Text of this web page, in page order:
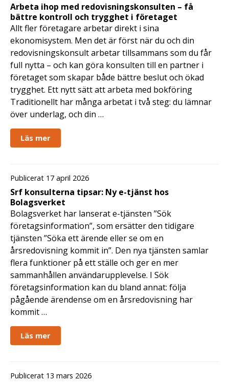
Arbeta ihop med redovisningskonsulten – få
bättre kontroll och trygghet i företaget
Allt fler företagare arbetar direkt i sina
ekonomisystem. Men det är först när du och din
redovisningskonsult arbetar tillsammans som du får
full nytta – och kan göra konsulten till en partner i
företaget som skapar både bättre beslut och ökad
trygghet. Ett nytt sätt att arbeta med bokföring
Traditionellt har många arbetat i två steg: du lämnar
över underlag, och din …
Läs mer
Publicerat 17 april 2026
Srf konsulterna tipsar: Ny e-tjänst hos
Bolagsverket
Bolagsverket har lanserat e-tjänsten ”Sök
företagsinformation”, som ersätter den tidigare
tjänsten ”Söka ett ärende eller se om en
årsredovisning kommit in”. Den nya tjänsten samlar
flera funktioner på ett ställe och ger en mer
sammanhållen användarupplevelse. I Sök
företagsinformation kan du bland annat: följa
pågående ärendense om en årsredovisning har
kommit …
Läs mer
Publicerat 13 mars 2026